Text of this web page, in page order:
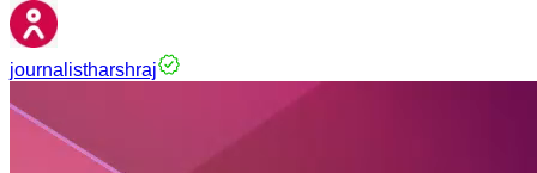
journalistharshraj